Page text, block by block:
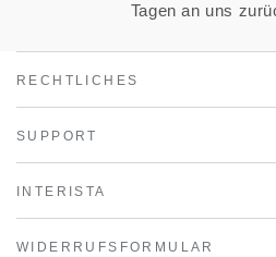
Tagen an uns
RECHTLICHES
SUPPORT
INTERISTA
WIDERRUFSFORMULAR